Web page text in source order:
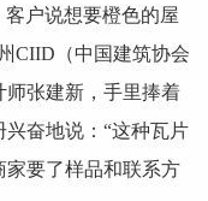
户说想要橙色的屋
CIID（中国建筑协会
张建新，手里捧着
奋地说：“这种瓦片
要了样品和联系方